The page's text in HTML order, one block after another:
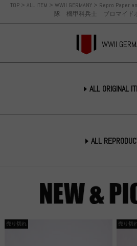
TOP > ALL ITEM > WWII GERMANY > Repro Paper
隊 機甲科兵士 ブロマイド
WWII
ALL ORIGINAL
ALL
売り切れ 売り切